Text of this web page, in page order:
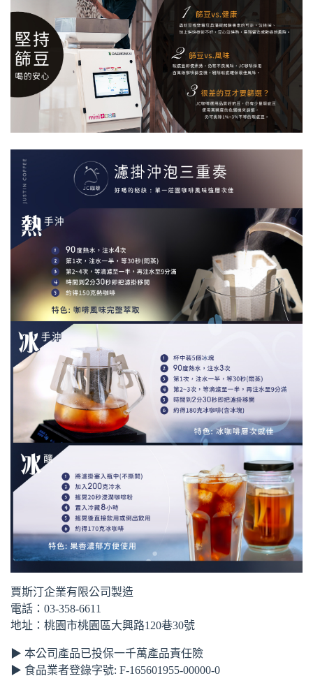
賈斯汀企業有限公司製造
電話：03-358-6611
地址：桃園市桃園區大興路120巷30號
▶ 本公司產品已投保一千萬產品責任險
▶ 食品業者登錄字號: F-165601955-00000-0